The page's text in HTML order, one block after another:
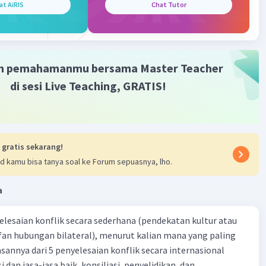
Iklan
12:57
berdiri di bawah palang tunggal.
jarak tangan saat bergantung pada palang tunggal.
tangan selebar bahu, posisi telapak tangan menghadap
dan kedua lengan lurus.
posisi sudah menangkap palang dengan kedua tangan
lurus dan tubuh juga lurus. Posisi ini disebut sebagai
AiRIS Chat Tutor
pemahamanmu bersama Master Teacher
di sesi Live Teaching, GRATIS!
gratis sekarang!
kamu bisa tanya soal ke Forum sepuasnya, lho.
konflik secara sederhana (pendekatan kultur atau
hubungan bilateral), menurut kalian mana yang paling
internasional